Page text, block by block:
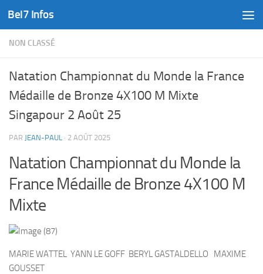
Skip to content
Bel7 Infos
NON CLASSÉ
Natation Championnat du Monde la France
Médaille de Bronze 4X100 M Mixte
Singapour 2 Août 25
PAR JEAN-PAUL · 2 AOÛT 2025
Natation Championnat du Monde la
France Médaille de Bronze 4X100 M
Mixte
MARIE WATTEL YANN LE GOFF BERYL GASTALDELLO MAXIME
GOUSSET